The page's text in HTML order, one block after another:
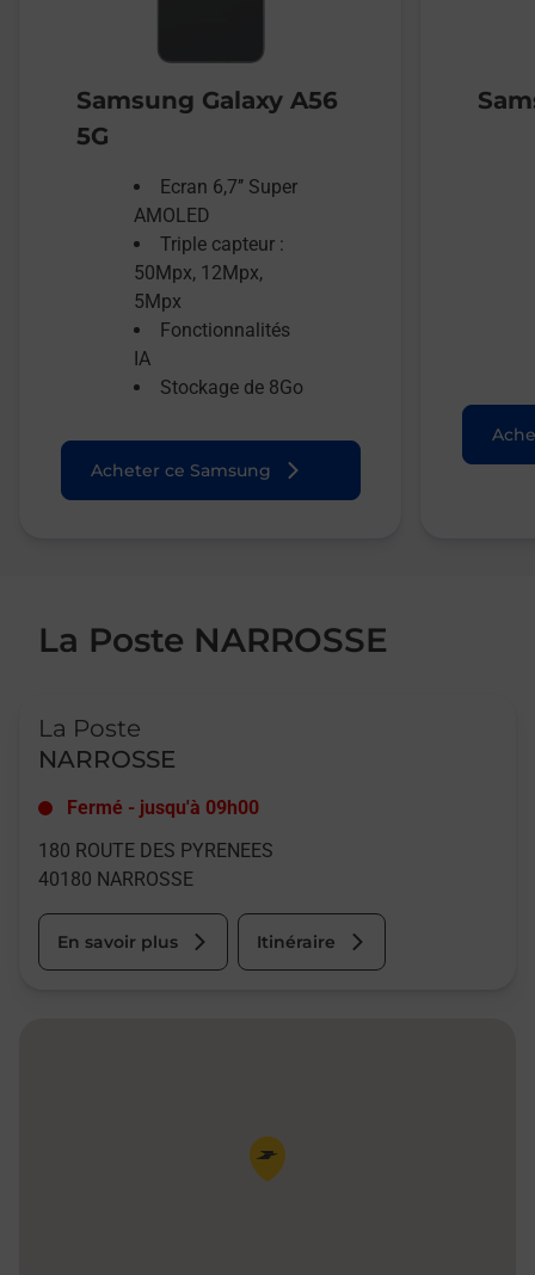
Samsung Galaxy A56
5G
Ecran 6,7’’ Super
AMOLED
Triple capteur :
50Mpx, 12Mpx,
5Mpx
Fonctionnalités
IA
Stockage de 8Go
Acheter ce Samsung
La Poste NARROSSE
La Poste
NARROSSE
Fermé - jusqu'à 09h00
180 ROUTE DES PYRENEES
40180 NARROSSE
En savoir plus Itinéraire
Pin de la carte